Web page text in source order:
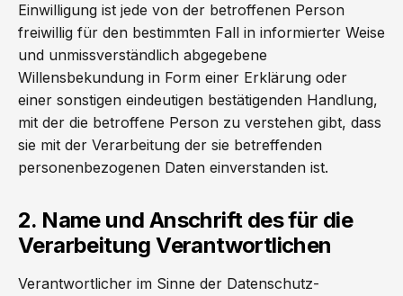
Einwilligung ist jede von der betroffenen Person
freiwillig für den bestimmten Fall in informierter Weise
und unmissverständlich abgegebene
Willensbekundung in Form einer Erklärung oder
einer sonstigen eindeutigen bestätigenden Handlung,
mit der die betroffene Person zu verstehen gibt, dass
sie mit der Verarbeitung der sie betreffenden
personenbezogenen Daten einverstanden ist.
2. Name und Anschrift des für die
Verarbeitung Verantwortlichen
Verantwortlicher im Sinne der Datenschutz-